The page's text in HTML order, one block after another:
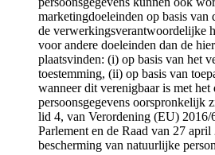
marketingdoeleinden op basis van
de verwerkingsverantwoordelijke
voor andere doeleinden dan de
plaatsvinden: (i) op basis van het
toestemming, (ii) op basis van
wanneer dit verenigbaar is met
persoonsgegevens oorspronkelijk
lid 4, van Verordening (EU) 2016/
Parlement en de Raad van 27
bescherming van natuurlijke